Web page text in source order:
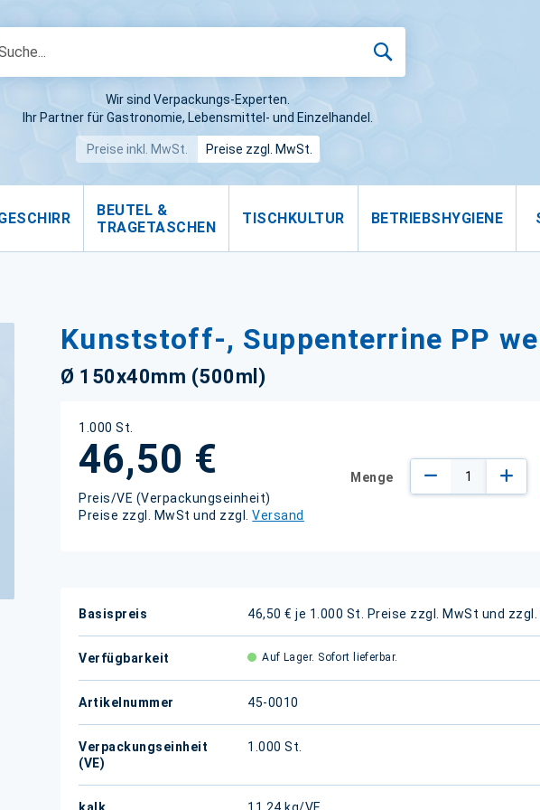
Wir sind Verpackungs-Experten.
Ihr Partner für Gastronomie, Lebensmittel- und Einzelhandel.
Preise inkl. MwSt. Preise zzgl. MwSt.
BEUTEL &
TRAGETASCHEN
TISCHKULTUR BETRIEBSHYGIENE
Kunststoff-, Suppenterrine PP
Ø 150x40mm (500ml)
1.000 St.
46,50 €
Preis/VE (Verpackungseinheit)
Preise zzgl. MwSt und zzgl.Versand
Menge
Weitere
Basispreis 46,50 € je 1.000 St. Preise zzgl. MwSt und zzgl.
Verfügbarkeit Auf Lager. Sofort lieferbar.
Artikelnummer 45-0010
Verpackungseinheit
(VE)
1.000 St.